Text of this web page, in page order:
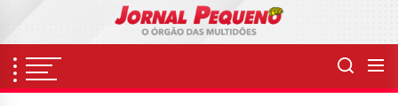
content